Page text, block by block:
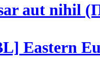
aut nihil
Eastern